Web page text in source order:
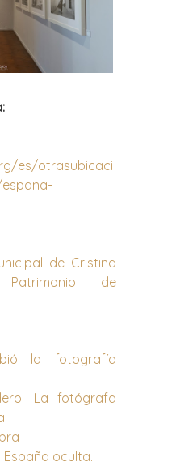
es/otrasubicaci
de Cristina
de
la fotografía
La fotógrafa
España oculta.